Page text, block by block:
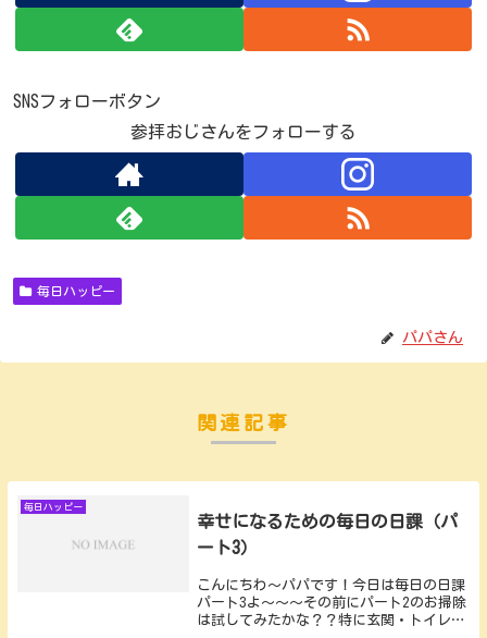
SNSフォローボタン
参拝おじさんをフォローする
毎日ハッピー
パパさん
関連記事
毎日ハッピー
幸せになるための毎日の日課（パ
ート3）
こんにちわ〜パパです！今日は毎日の日課
パート3よ〜〜〜その前にパート2のお掃除
は試してみたかな？？特に玄関・トイレを